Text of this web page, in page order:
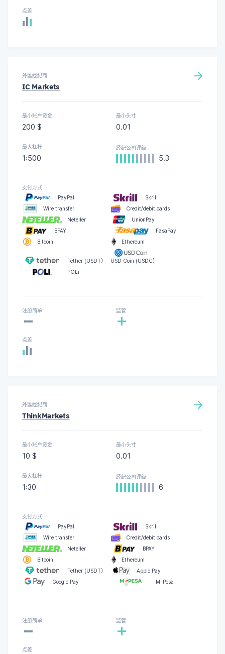
点差
外匯經紀商
IC Markets
最小账户资金
200 $
最小头寸
0.01
最大杠杆
1:500
经纪公司评级
5.3
支付方式
PayPal
Skrill
Wire transfer
Credit/debit cards
Neteller
UnionPay
BPAY
FasaPay
Bitcoin
Ethereum
Tether (USDT)
USD Coin (USDC)
POLi
注册简单
- 监管
+
点差
外匯經紀商
ThinkMarkets
最小账户资金
10 $
最小头寸
0.01
最大杠杆
1:30
经纪公司评级
6
支付方式
PayPal
Skrill
Wire transfer
Credit/debit cards
Neteller
BPAY
Bitcoin
Ethereum
Tether (USDT)
Apple Pay
Google Pay
M-Pesa
注册简单
- 监管
+
点差